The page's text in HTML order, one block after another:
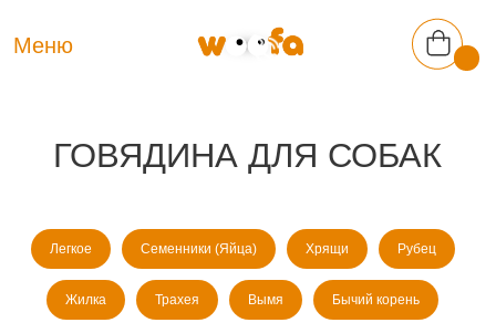
Легкое Семенники (Яйца) Хрящи Рубец
Жилка Трахея Вымя Бычий корень